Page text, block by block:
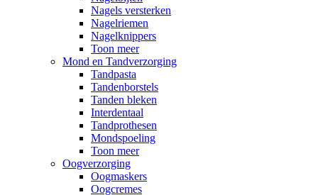
Nagels versterken
Nagelriemen
Nagelknippers
Toon meer
Mond en Tandverzorging
Tandpasta
Tandenborstels
Tanden bleken
Interdentaal
Tandprothesen
Mondspoeling
Toon meer
Oogverzorging
Oogmaskers
Oogcremes